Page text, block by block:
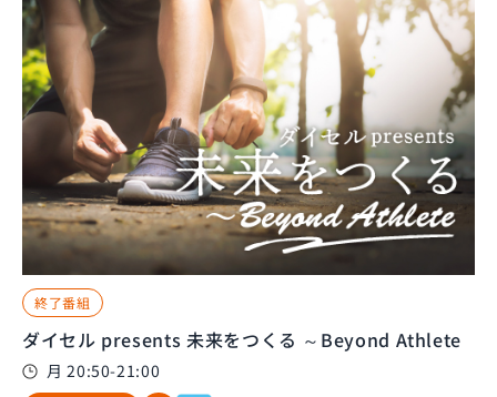
終了番組
ダイセル presents 未来をつくる ～Beyond Athlete
月 20:50-21:00